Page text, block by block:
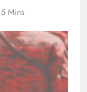
5 Mins